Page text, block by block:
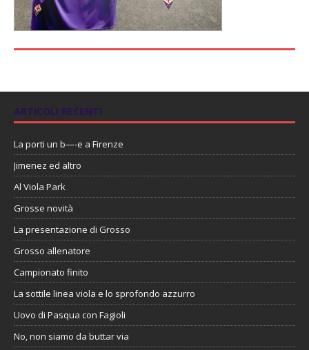
ARTICOLI RECENTI
La porti un b—-e a Firenze
Jimenez ed altro
Al Viola Park
Grosse novità
La presentazione di Grosso
Grosso allenatore
Campionato finito
La sottile linea viola e lo sprofondo azzurro
Uovo di Pasqua con Fagioli
No, non siamo da buttar via